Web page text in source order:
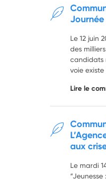
Le 12 juin
des
candidats
voie existe
Lire le
aux
Le mardi